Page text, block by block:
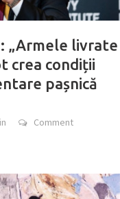
„Armele livrate
crea condiții
pașnică
Comment